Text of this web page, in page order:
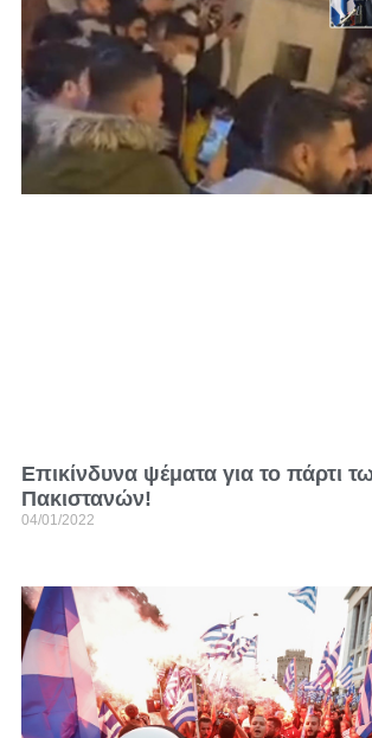
Επικίνδυνα ψέματα για το πάρτι
Πακιστανών!
04/01/2022